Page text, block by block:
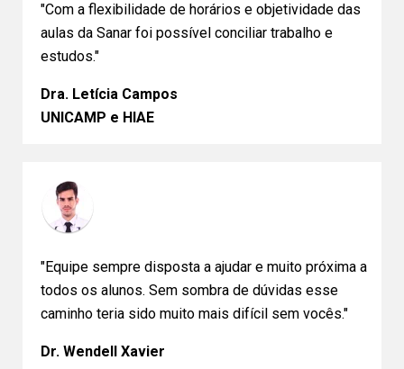
"Com a flexibilidade de horários e objetividade das
aulas da Sanar foi possível conciliar trabalho e
estudos."
Dra. Letícia Campos
UNICAMP e HIAE
"Equipe sempre disposta a ajudar e muito próxima a
todos os alunos. Sem sombra de dúvidas esse
caminho teria sido muito mais difícil sem vocês."
Dr. Wendell Xavier